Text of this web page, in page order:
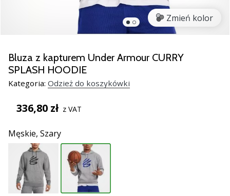
wszystkie
artykuły
Zmień kolor
Bluza z kapturem Under Armour CURRY
SPLASH HOODIE
Kategoria: Odzież do koszykówki
336,80 zł z VAT
Męskie, Szary